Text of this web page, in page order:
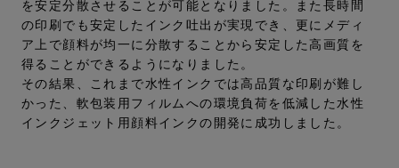
を安定分散させることが可能となりました。また長時間
の印刷でも安定したインク吐出が実現でき、更にメディ
ア上で顔料が均一に分散することから安定した高画質を
得ることができるようになりました。
その結果、これまで水性インクでは高品質な印刷が難し
かった、軟包装用フィルムへの環境負荷を低減した水性
インクジェット用顔料インクの開発に成功しました。